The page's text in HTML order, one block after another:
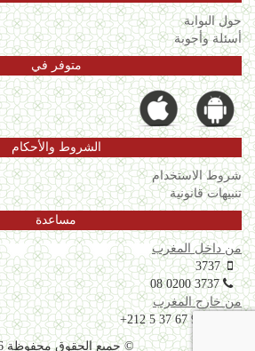
حول البوابة
أسئلة وأجوبة
متوفر في
الشروط والأحكام
شروط الاستخدام
تنبيهات قانونية
مساعدة
من داخل المغرب
3737
08 0200 3737
من خارج المغرب
+212 5 37 67 99 06
© جميع الحقوق محفوظة 2026